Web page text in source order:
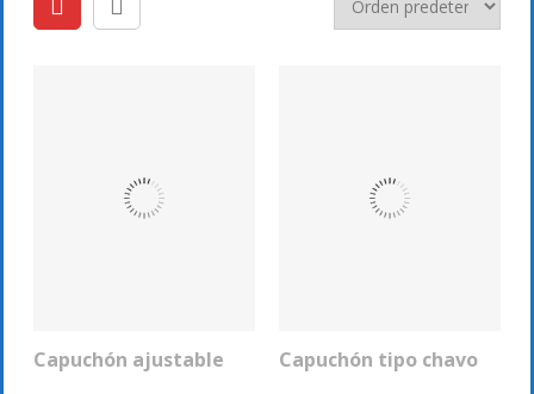
Capuchón ajustable
COTIZAR Capuchón tipo chavo
COTIZAR